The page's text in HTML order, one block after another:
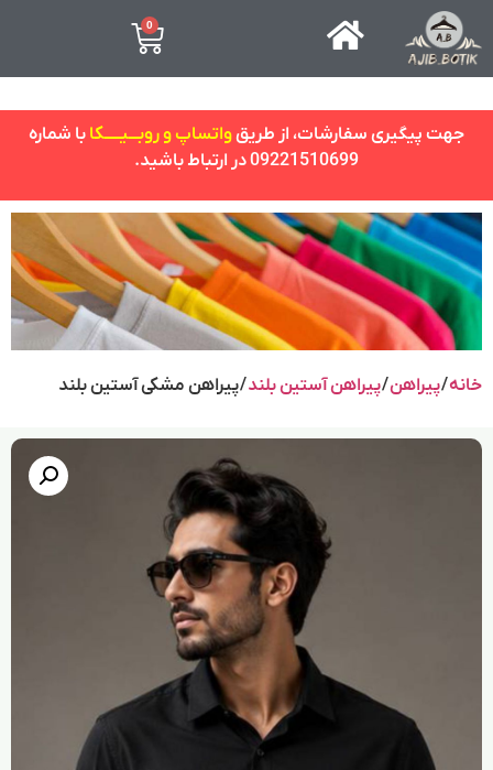
0
جهت پیگیری سفارشات، از طریقواتساپ و روبـــیـــــکا با شماره
09221510699 در ارتباط باشید.
خانه/پیراهن/پیراهن آستین بلند/ پیراهن مشکی آستین بلند